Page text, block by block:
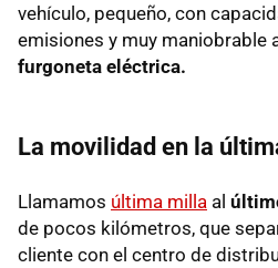
vehículo, pequeño, con
emisiones y muy maniobrable
furgoneta eléctrica.
La movilidad en la
Llamamos última milla al
de pocos kilómetros, que
cliente con el centro de